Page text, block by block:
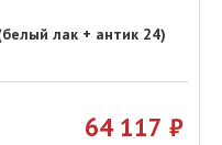
лак + антик 24)
64 117